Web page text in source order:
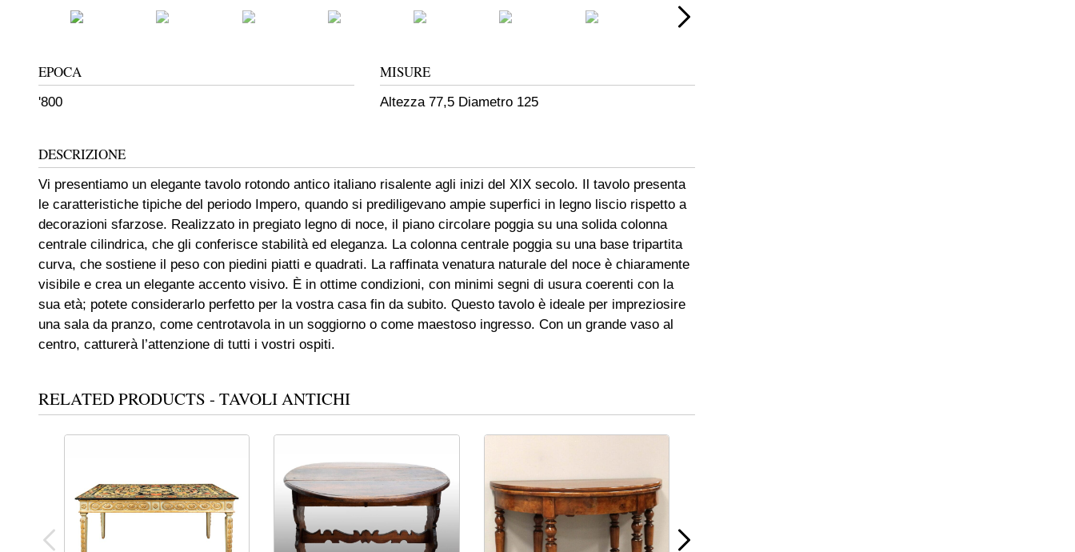
EPOCA
'800
MISURE
Altezza 77,5 Diametro 125
DESCRIZIONE
Vi presentiamo un elegante tavolo rotondo antico italiano risalente agli inizi del XIX secolo. Il tavolo presenta
le caratteristiche tipiche del periodo Impero, quando si prediligevano ampie superfici in legno liscio rispetto a
decorazioni sfarzose. Realizzato in pregiato legno di noce, il piano circolare poggia su una solida colonna
centrale cilindrica, che gli conferisce stabilità ed eleganza. La colonna centrale poggia su una base tripartita
curva, che sostiene il peso con piedini piatti e quadrati. La raffinata venatura naturale del noce è chiaramente
visibile e crea un elegante accento visivo. È in ottime condizioni, con minimi segni di usura coerenti con la
sua età; potete considerarlo perfetto per la vostra casa fin da subito. Questo tavolo è ideale per impreziosire
una sala da pranzo, come centrotavola in un soggiorno o come maestoso ingresso. Con un grande vaso al
centro, catturerà l’attenzione di tutti i vostri ospiti.
RELATED PRODUCTS - TAVOLI ANTICHI